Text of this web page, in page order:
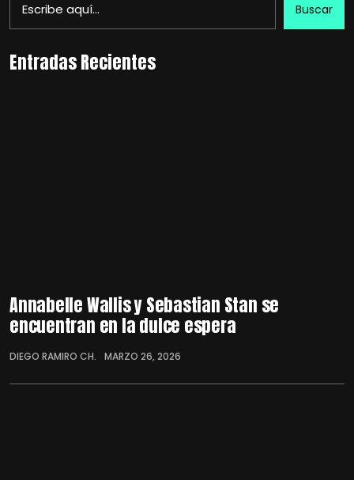
Buscar
Entradas Recientes
Annabelle Wallis y Sebastian Stan se
encuentran en la dulce espera
DIEGO RAMIRO CH. MARZO 26, 2026